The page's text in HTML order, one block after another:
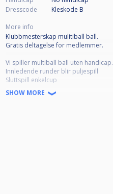
Dresscode
Kleskode B
More info
Klubbmesterskap mulitiball ball.
Gratis deltagelse for medlemmer.
Vi spiller multiball ball uten handicap.
Innledende runder blir puljespill
Sluttspill enkelcup
Live stream og noe godt i kiosken.
SHOW MORE